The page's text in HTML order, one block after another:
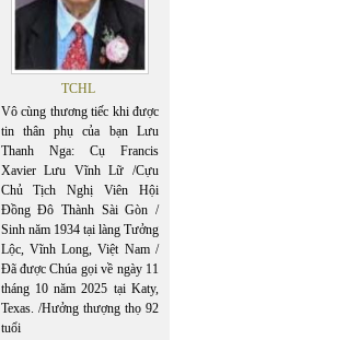
TCHL
Vô cùng thương tiếc khi được
tin thân phụ của bạn Lưu
Thanh Nga: Cụ Francis
Xavier Lưu Vĩnh Lữ /Cựu
Chủ Tịch Nghị Viên Hội
Đồng Đô Thành Sài Gòn /
Sinh năm 1934 tại làng Tưởng
Lộc, Vĩnh Long, Việt Nam /
Đã được Chúa gọi về ngày 11
tháng 10 năm 2025 tại Katy,
Texas. /Hưởng thượng thọ 92
tuổi